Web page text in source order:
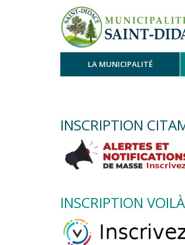
LA MUNICIPALITÉ
INSCRIPTION
INSCRIPTION VOILÀ